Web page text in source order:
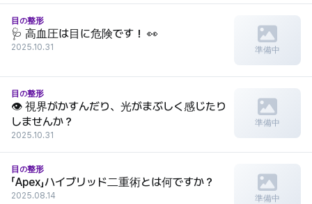
目の整形
🩺 高血圧は目に危険です！ 👀
2025.10.31 準備中
目の整形
👁️ 視界がかすんだり、光がまぶしく感じたり
しませんか？
2025.10.31
準備中
目の整形
「Apex」ハイブリッド二重術とは何ですか？
2025.08.14 準備中